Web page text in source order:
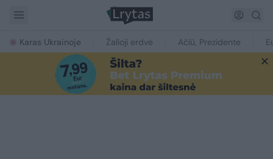
Karas Ukrainoje Žalioji erdvė Ačiū, Prezidente